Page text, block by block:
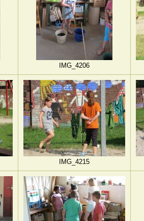
IMG_4206
IMG_4215